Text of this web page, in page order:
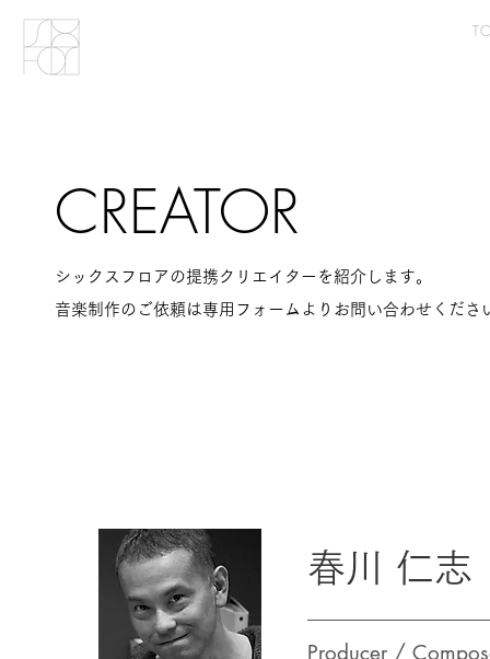
CREATOR
シックスフロアの提携クリエイターを紹介します。
音楽制作のご依頼は​専用フォームよりお問い合わせくださ
春川 仁志
Producer /